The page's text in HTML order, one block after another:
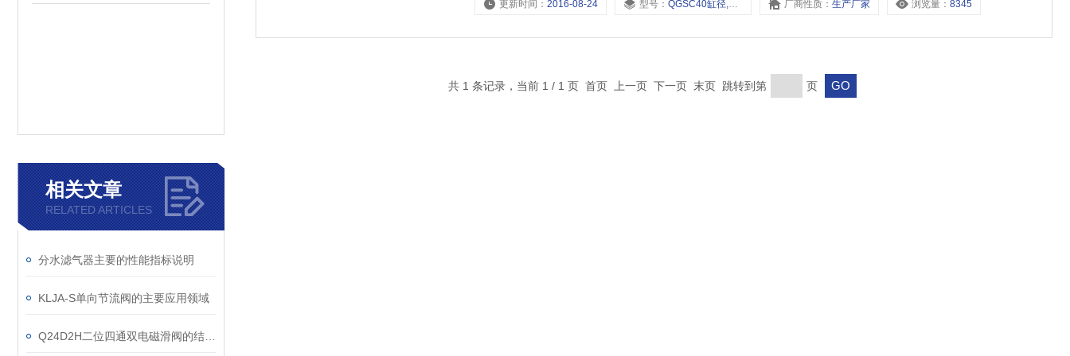
相关文章
RELATED ARTICLES
分水滤气器主要的性能指标说明
KLJA-S单向节流阀的主要应用领域
更新时间：2016-08-24 型号：QGSC40缸径,QGSC32缸径,QGSC200缸径,QGSC160缸径, 厂商性质：生产厂家 浏览量：8345
共 1 条记录，当前 1 / 1 页 首页 上一页 下一页 末页 跳转到第 页